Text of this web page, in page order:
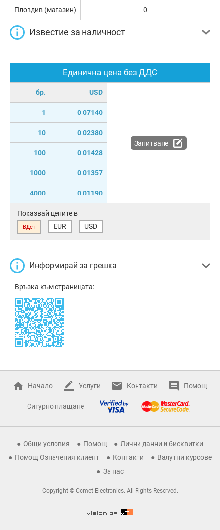
Единична цена без ДДС
бр. USD
1 0.07140
10 0.02380
100 0.01428
1000 0.01357
4000 0.01190
Запитване
Показвай цените в
ВДст EUR USD
Информирай за грешка
Връзка към страницата:
Пловдив (магазин) 0
Известие за наличност
Начало Услуги Контакти Помощ
Сигурно плащане
Общи условия Помощ
Лични данни и бисквитки
Помощ Означения клиент
Контакти
Валутни курсове
За нас
Copyright © Comet Electronics. All Rights Reserved.